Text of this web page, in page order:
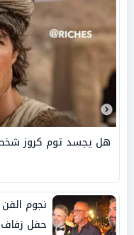
هل يجسد توم كروز
نجوم
حفل زفاف